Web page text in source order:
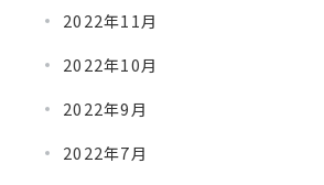
2022年11月
2022年10月
2022年9月
2022年7月